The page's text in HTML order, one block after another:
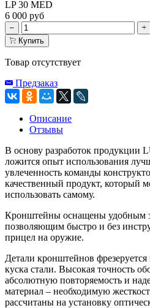
LP 30 MED
6 000 руб
Купить
Товар отсутствует
Предзаказ
Описание
Отзывы
В основу разработок продукции
ложится опыт использования
увлеченность команды
качественный продукт, который
использовать самому.
Кронштейны оснащены удобным
позволяющим быстро и без
прицел на оружие.
Детали кронштейнов
куска стали. Высокая точность
абсолютную повторяемость и
материал – необходимую
рассчитаны на установку